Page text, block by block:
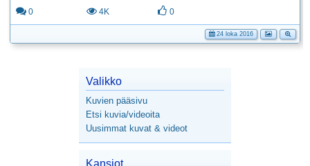
0 4K 0
24 loka 2016
Valikko
Kuvien pääsivu
Etsi kuvia/videoita
Uusimmat kuvat & videot